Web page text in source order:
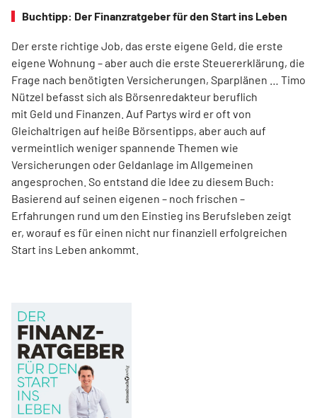
Buchtipp: Der Finanzratgeber für den Start ins Leben
Der erste richtige Job, das erste eigene Geld, die erste
eigene Wohnung – aber auch die erste Steuererklärung, die
Frage nach benötigten Versicherungen, Sparplänen … Timo
Nützel befasst sich als Börsenredakteur beruflich
mit Geld und Finanzen. Auf Partys wird er oft von
Gleichaltrigen auf heiße Börsentipps, aber auch auf
vermeintlich weniger spannende Themen wie
Versicherungen oder Geldanlage im Allgemeinen
angesprochen. So entstand die Idee zu diesem Buch:
Basierend auf seinen eigenen – noch frischen –
Erfahrungen rund um den Einstieg ins Berufsleben zeigt
er, worauf es für einen nicht nur finanziell erfolgreichen
Start ins Leben ankommt.